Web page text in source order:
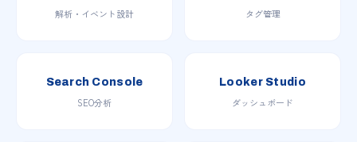
解析・イベント設計 タグ管理
Search Console
SEO分析
Looker Studio
ダッシュボード